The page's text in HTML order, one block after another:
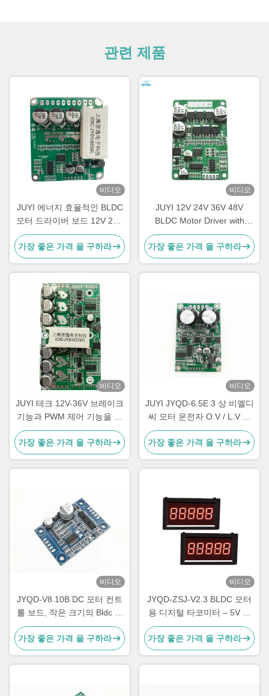
관련 제품
비디오
JUYI 에너지 효율적인 BLDC
모터 드라이버 보드 12V 24V
48V 브레이크 기능
가장 좋은 가격 을 구하라
비디오
JUYI 12V 24V 36V 48V
BLDC Motor Driver with
JY01 IC and Wide Voltage
Compatibility for 10A Current
가장 좋은 가격 을 구하라
비디오
JUYI 테크 12V-36V 브레이크
기능과 PWM 제어 기능을 가
진 두 개의 BLDC 모터용 듀얼
BLDC 모터 컨트롤러
가장 좋은 가격 을 구하라
비디오
JUYI JYQD-6.5E 3 상 비엘디
씨 모터 운전자 O.V / L.V 보
호 PWM 주파수 1-20KHZ
가장 좋은 가격 을 구하라
비디오
JYQD-V8.10B DC 모터 컨트
롤 보드, 작은 크기의 Bldc 모
터 드라이버 보드
가장 좋은 가격 을 구하라
비디오
JYQD-ZSJ-V2.3 BLDC 모터
용 디지털 타코미터 – 5V 펄
스 신호 RPM 미터 | 고정밀
속도 표시 0–99999RPM |
JYQD 모터 드라이버와 호환
가장 좋은 가격 을 구하라